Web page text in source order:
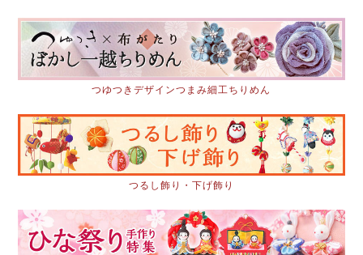
つゆつきデザインつまみ細工ちりめん
つるし飾り・下げ飾り